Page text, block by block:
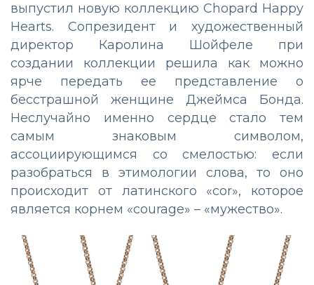
выпустил новую коллекцию Chopard Happy
Hearts. Сопрезидент и художественный
директор Каролина Шойфеле при
создании коллекции решила как можно
ярче передать ее представление о
бесстрашной женщине Джеймса Бонда.
Неслучайно именно сердце стало тем
самым знаковым символом,
ассоциирующимся со смелостью: если
разобраться в этимологии слова, то оно
происходит от латинского «cor», которое
является корнем «courage» – «мужество».